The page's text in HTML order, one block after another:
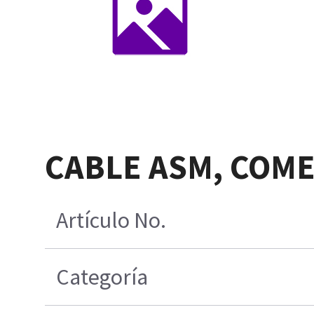
CABLE ASM,
Artículo No.
Categoría